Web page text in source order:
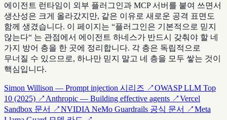
에이전트 런타임이 외부 플러그인과 MCP 서버를 붙여 쓰면서
생산성은 크게 올라갔지만, 같은 이유로 새로운 공격 표면도
함께 생겼습니다. 이 페이지는 “플러그인은 기본적으로 믿지
않는다“ 는 관점에서 에이전트 하네스가 반드시 갖춰야 할 네
가지 방어 층을 한 곳에 정리합니다. 각 층은 독립적으로
무너질 수 있으므로, 하나만 믿지 말고 네 층을 모두 쌓는 것이
핵심입니다.
Simon Willison — Prompt injection 시리즈 ↗OWASP LLM Top
10 (2025) ↗ Anthropic — Building effective agents ↗Vercel
Sandbox 문서 ↗NVIDIA NeMo Guardrails 공식 문서 ↗Meta